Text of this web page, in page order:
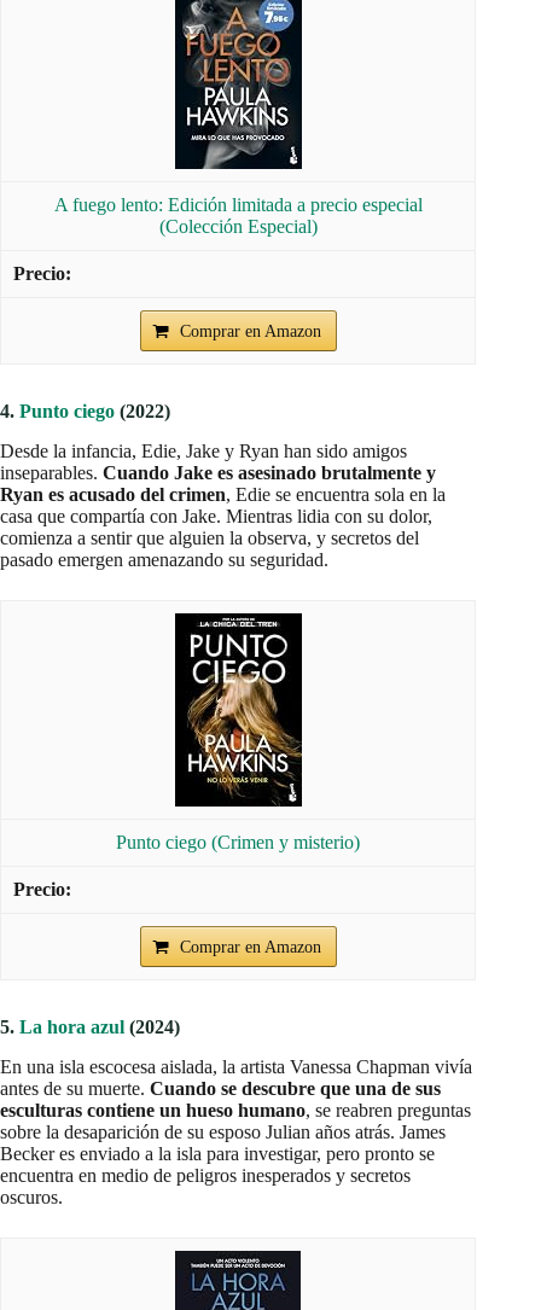
A fuego lento: Edición limitada a precio especial
(Colección Especial)
Comprar en Amazon
4. Punto ciego (2022)
Desde la infancia, Edie, Jake y Ryan han sido amigos
inseparables. Cuando Jake es asesinado brutalmente y
Ryan es acusado del crimen, Edie se encuentra sola en la
casa que compartía con Jake. Mientras lidia con su dolor,
comienza a sentir que alguien la observa, y secretos del
pasado emergen amenazando su seguridad.
Punto ciego (Crimen y misterio)
Comprar en Amazon
5. La hora azul (2024)
En una isla escocesa aislada, la artista Vanessa Chapman vivía
antes de su muerte. Cuando se descubre que una de sus
esculturas contiene un hueso humano, se reabren preguntas
sobre la desaparición de su esposo Julian años atrás. James
Becker es enviado a la isla para investigar, pero pronto se
encuentra en medio de peligros inesperados y secretos
oscuros.